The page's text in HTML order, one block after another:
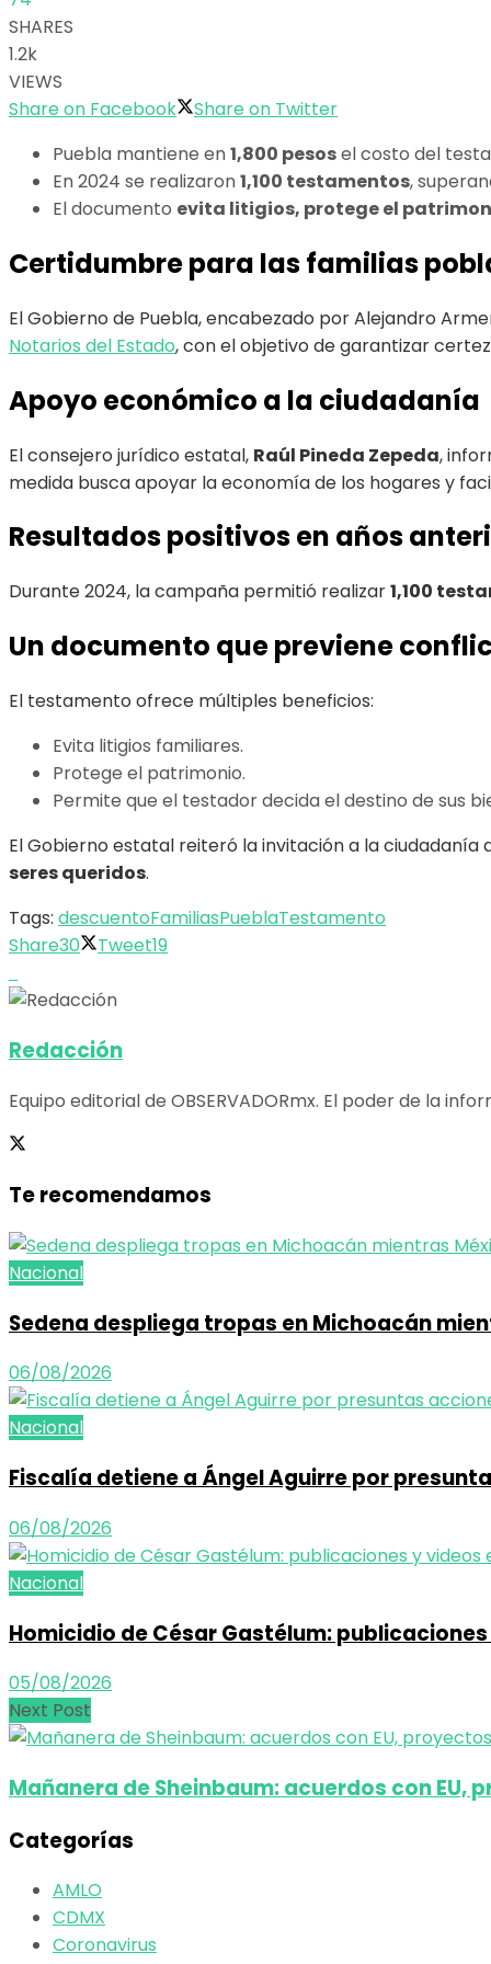
SHARES
1.2k
VIEWS
Share on Facebook
Share on Twitter
Puebla mantiene en1,800 pesosel costo del
En 2024 se realizaron1,100 testamentos,
El documento evita litigios, protege el
Certidumbre para las familias
El Gobierno de Puebla, encabezado por Alejandro
Notarios del Estado, con el objetivo de garantizar
Apoyo económico a la ciudadanía
El consejero jurídico estatal, Raúl Pineda Zepeda,
medida busca apoyar la economía de los hogares y
Resultados positivos en años
Durante 2024, la campaña permitió realizar1,100
Un documento que previene
El testamento ofrece múltiples beneficios:
Evita litigios familiares.
Protege el patrimonio.
Permite que el testador decida el destino de sus
El Gobierno estatal reiteró la invitación a la
seres queridos.
Tags: descuentoFamiliasPueblaTestamento
Share30 Tweet19
Redacción
Equipo editorial de OBSERVADORmx. El poder de la
Te recomendamos
Nacional
Sedena despliega tropas en Michoacán
06/08/2026
Nacional
Fiscalía detiene a Ángel Aguirre por
06/08/2026
Nacional
Homicidio de César Gastélum:
05/08/2026
Next Post
Mañanera de Sheinbaum: acuerdos con
Categorías
AMLO
CDMX
Coronavirus